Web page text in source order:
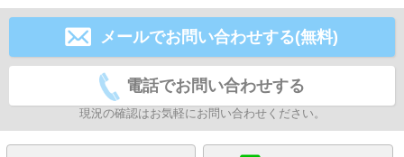
メールでお問い合わせする(無料)
電話でお問い合わせする
現況の確認はお気軽にお問い合わせください。